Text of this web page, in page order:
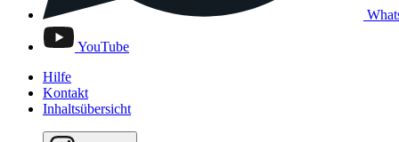
YouTube
Hilfe
Kontakt
Inhaltsübersicht